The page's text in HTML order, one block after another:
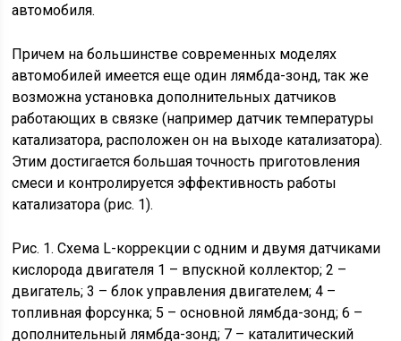
автомобиля.
Причем на большинстве современных моделях
автомобилей имеется еще один лямбда-зонд, так же
возможна установка дополнительных датчиков
работающих в связке (например датчик температуры
катализатора, расположен он на выходе катализатора).
Этим достигается большая точность приготовления
смеси и контролируется эффективность работы
катализатора (рис. 1).
Рис. 1. Схема L-коррекции с одним и двумя датчиками
кислорода двигателя 1 – впускной коллектор; 2 –
двигатель; 3 – блок управления двигателем; 4 –
топливная форсунка; 5 – основной лямбда-зонд; 6 –
дополнительный лямбда-зонд; 7 – каталитический